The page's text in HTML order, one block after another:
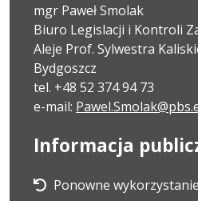
mgr Paweł Smolak
Biuro Legislacji i Kontroli
Aleje Prof. Sylwestra
Bydgoszcz
tel. +48 52 374 94 73
e-mail:
Informacja
Ponowne wykorzystanie